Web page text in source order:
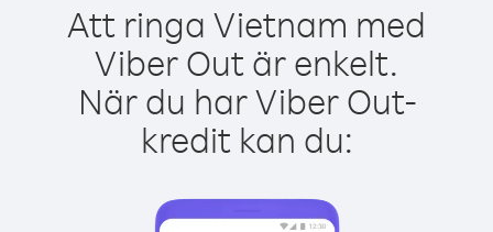
Att ringa Vietnam med
Viber Out är enkelt.
När du har Viber Out-
kredit kan du: